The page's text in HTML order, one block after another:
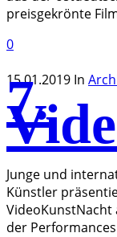
preisgekrönte
0
15.01.2019 In
7.
Junge und
Künstler
VideoKunstNacht
der